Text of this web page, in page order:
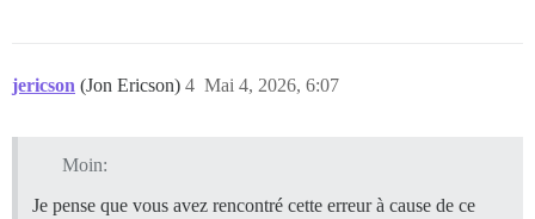
jericson (Jon Ericson) Mai 4, 2026, 6:07
4
Moin:
Je pense que vous avez rencontré cette erreur à cause de ce